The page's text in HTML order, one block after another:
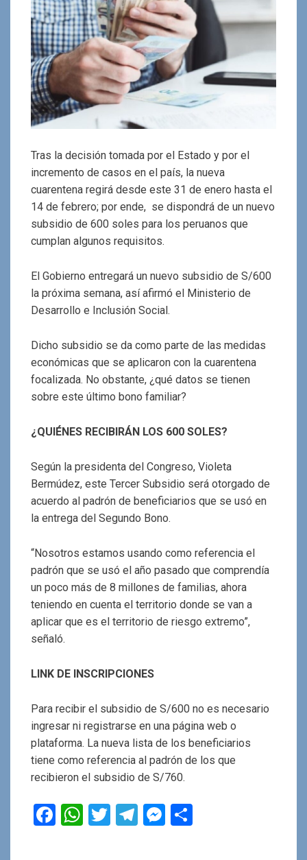
Tras la decisión tomada por el Estado y por el
incremento de casos en el país, la nueva
cuarentena regirá desde este 31 de enero hasta el
14 de febrero; por ende, se dispondrá de un nuevo
subsidio de 600 soles para los peruanos que
cumplan algunos requisitos.
El Gobierno entregará un nuevo subsidio de S/600
la próxima semana, así afirmó el Ministerio de
Desarrollo e Inclusión Social.
Dicho subsidio se da como parte de las medidas
económicas que se aplicaron con la cuarentena
focalizada. No obstante, ¿qué datos se tienen
sobre este último bono familiar?
¿QUIÉNES RECIBIRÁN LOS 600 SOLES?
Según la presidenta del Congreso, Violeta
Bermúdez, este Tercer Subsidio será otorgado de
acuerdo al padrón de beneficiarios que se usó en
la entrega del Segundo Bono.
“Nosotros estamos usando como referencia el
padrón que se usó el año pasado que comprendía
un poco más de 8 millones de familias, ahora
teniendo en cuenta el territorio donde se van a
aplicar que es el territorio de riesgo extremo”,
señaló.
LINK DE INSCRIPCIONES
Para recibir el subsidio de S/600 no es necesario
ingresar ni registrarse en una página web o
plataforma. La nueva lista de los beneficiarios
tiene como referencia al padrón de los que
recibieron el subsidio de S/760.
F
W T
T
M